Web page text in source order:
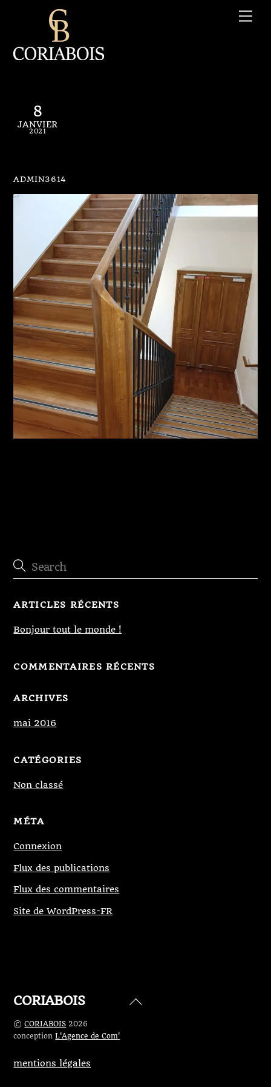
8
JANVIER
2021
ADMIN3614
ARTICLES RÉCENTS
Bonjour tout le monde !
COMMENTAIRES RÉCENTS
ARCHIVES
mai 2016
CATÉGORIES
Non classé
MÉTA
Connexion
Flux des publications
Flux des commentaires
Site de WordPress-FR
Back
CORIABOIS
©CORIABOIS 2026
conceptionL'Agence de Com'
mentions légales